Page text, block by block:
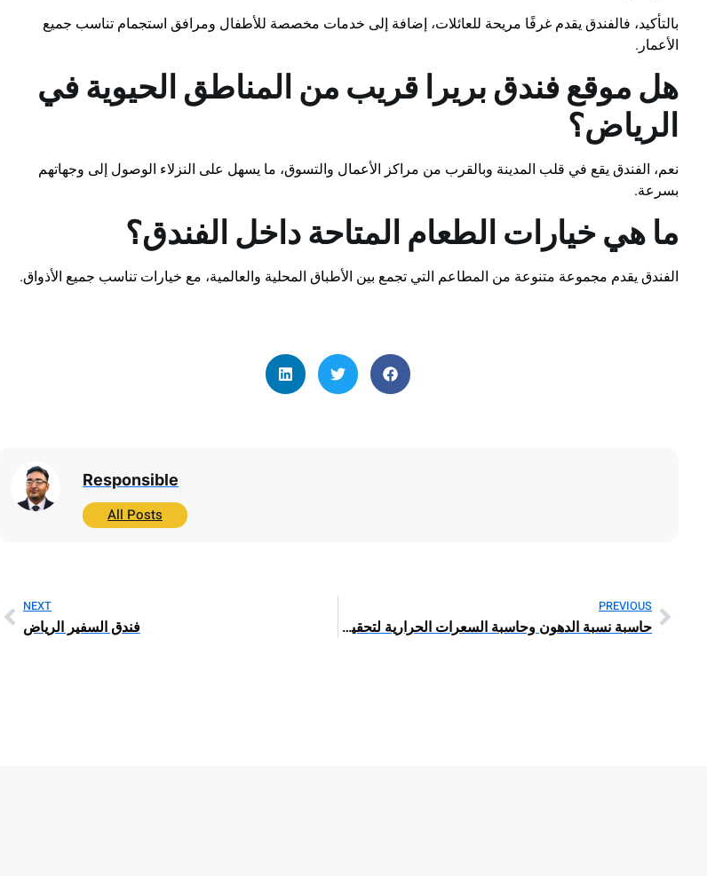
بالتأكيد، فالفندق يقدم غرفًا مريحة للعائلات، إضافة إلى خدمات مخصصة للأطفال ومرافق استجمام تناسب جميع
الأعمار.
هل موقع فندق بريرا قريب من المناطق الحيوية في
الرياض؟
نعم، الفندق يقع في قلب المدينة وبالقرب من مراكز الأعمال والتسوق، ما يسهل على النزلاء الوصول إلى وجهاتهم
بسرعة.
ما هي خيارات الطعام المتاحة داخل الفندق؟
الفندق يقدم مجموعة متنوعة من المطاعم التي تجمع بين الأطباق المحلية والعالمية، مع خيارات تناسب جميع الأذواق.
Responsible
All Posts
PREVIOUS
حاسبة نسبة الدهون وحاسبة السعرات الحرارية لتحقيق أهدافك الصحية
NEXT
فندق السفير الرياض